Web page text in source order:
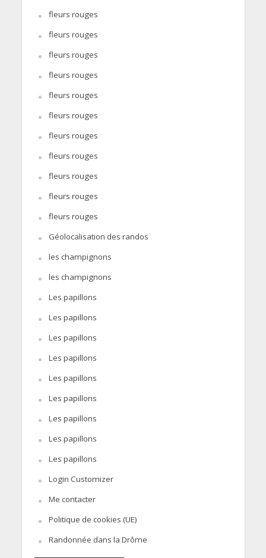
fleurs rouges
fleurs rouges
fleurs rouges
fleurs rouges
fleurs rouges
fleurs rouges
fleurs rouges
fleurs rouges
fleurs rouges
fleurs rouges
fleurs rouges
Géolocalisation des randos
les champignons
les champignons
Les papillons
Les papillons
Les papillons
Les papillons
Les papillons
Les papillons
Les papillons
Les papillons
Les papillons
Login Customizer
Me contacter
Politique de cookies (UE)
Randonnée dans la Drôme